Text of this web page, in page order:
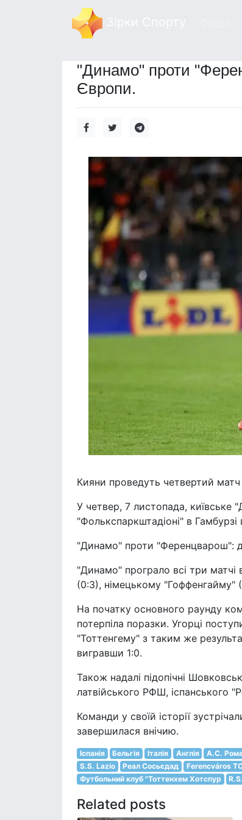
"Динамо" проти
Європи.
Кияни проведуть четвертий
У четвер, 7 листопада, київське
"Фолькспаркштадіоні" в
"Динамо" проти "Ференцварош":
"Динамо" програло всі три матчі
(0:3), німецькому "Гоффенгайму"
На початку основного раунду
потерпіла поразки. Угорці
"Тоттенгему" з таким же
вигравши 1:0.
Також надалі підопічні
латвійського РФШ, іспанського
Команди у своїй історії
завершилася внічию.
Іспанія Бельгія Італія Англія А.С.
S.S. Lazio
Реал Сосьєдад Ferencváros
Футбольний клуб "Тоттенхем Хотспур
Related posts